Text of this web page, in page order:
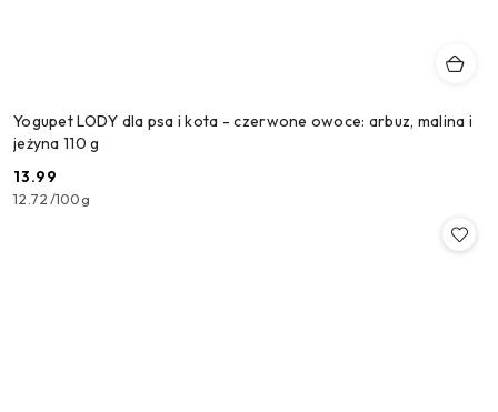
Yogupet LODY dla psa i kota - czerwone owoce: arbuz, malina i
jeżyna 110 g
Cena:
13.99
12.72/100g